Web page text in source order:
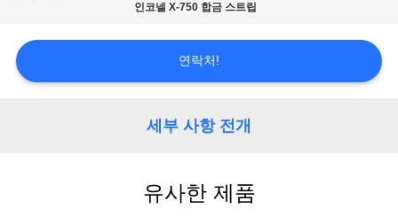
장
인코넬 X-750 합금 스트립
연락처!
세부 사항 전개
유사한 제품